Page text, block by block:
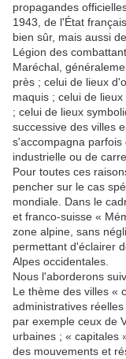
propagandes
1943, de l'État
bien sûr, mais aussi
Légion des
Maréchal,
près ; celui de lieux
maquis ; celui de
; celui de lieux
successive des villes
s'accompagna
industrielle ou de
Pour toutes ces
pencher sur le cas
mondiale. Dans le
et franco-suisse «
zone alpine, sans
permettant d'éclairer
Alpes occidentales.
Nous l'aborderons
Le thème des villes «
administratives
par exemple ceux de
urbaines ; « capitales
des mouvements et